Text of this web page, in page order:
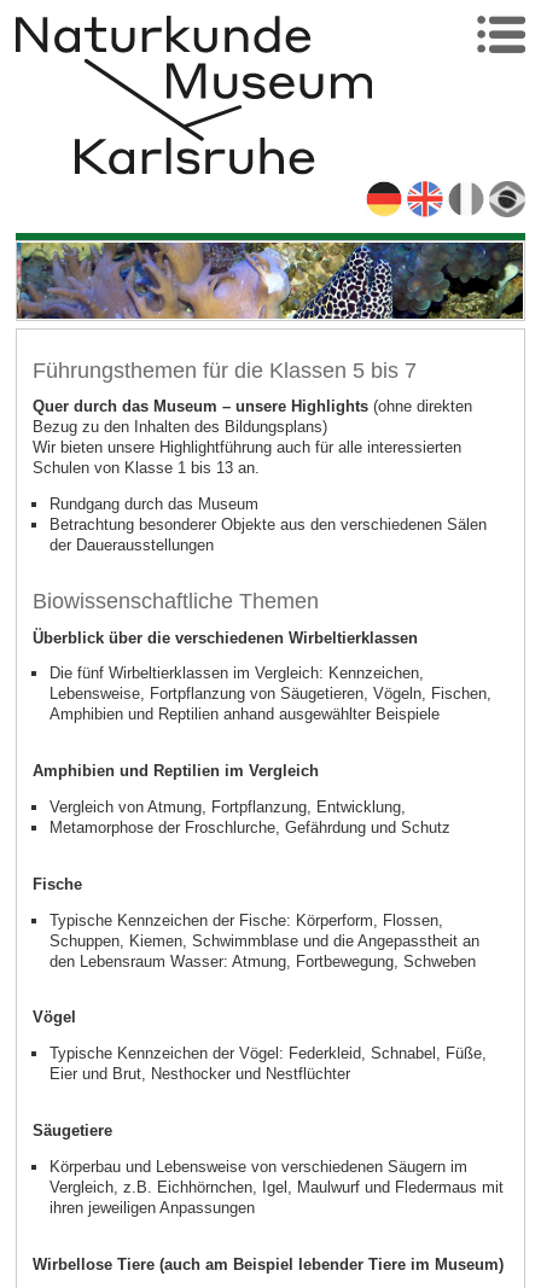
Führungsthemen für die Klassen 5 bis 7
Quer durch das Museum – unsere Highlights (ohne direkten
Bezug zu den Inhalten des Bildungsplans)
Wir bieten unsere Highlightführung auch für alle interessierten
Schulen von Klasse 1 bis 13 an.
Rundgang durch das Museum
Betrachtung besonderer Objekte aus den verschiedenen Sälen
der Dauerausstellungen
Biowissenschaftliche Themen
Überblick über die verschiedenen Wirbeltierklassen
Die fünf Wirbeltierklassen im Vergleich: Kennzeichen,
Lebensweise, Fortpflanzung von Säugetieren, Vögeln, Fischen,
Amphibien und Reptilien anhand ausgewählter Beispiele
Amphibien und Reptilien im Vergleich
Vergleich von Atmung, Fortpflanzung, Entwicklung,
Metamorphose der Froschlurche, Gefährdung und Schutz
Fische
Typische Kennzeichen der Fische: Körperform, Flossen,
Schuppen, Kiemen, Schwimmblase und die Angepasstheit an
den Lebensraum Wasser: Atmung, Fortbewegung, Schweben
Vögel
Typische Kennzeichen der Vögel: Federkleid, Schnabel, Füße,
Eier und Brut, Nesthocker und Nestflüchter
Säugetiere
Körperbau und Lebensweise von verschiedenen Säugern im
Vergleich, z.B. Eichhörnchen, Igel, Maulwurf und Fledermaus mit
ihren jeweiligen Anpassungen
Wirbellose Tiere (auch am Beispiel lebender Tiere im Museum)